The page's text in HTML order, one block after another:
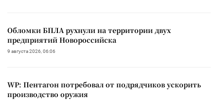
Обломки БПЛА рухнули на территории двух
предприятий Новороссийска
9 августа 2026, 06:06
WP: Пентагон потребовал от подрядчиков ускорить
производство оружия